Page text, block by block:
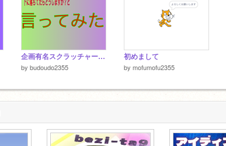
企画有名スクラッチャー&スク友に10000円自動販売機の下に落ちてたらどうしますか？と言ってみた
by budoudo2355
初めまして
by mofumofu2355